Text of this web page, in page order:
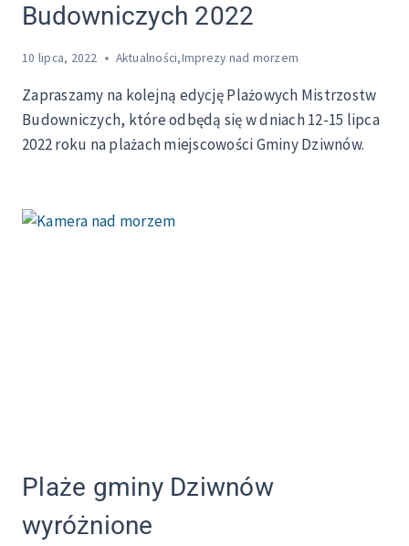
Budowniczych 2022
10 lipca, 2022 Aktualności,Imprezy nad morzem
Zapraszamy na kolejną edycję Plażowych Mistrzostw
Budowniczych, które odbędą się w dniach 12-15 lipca
2022 roku na plażach miejscowości Gminy Dziwnów.
Plaże gminy Dziwnów
wyróżnione